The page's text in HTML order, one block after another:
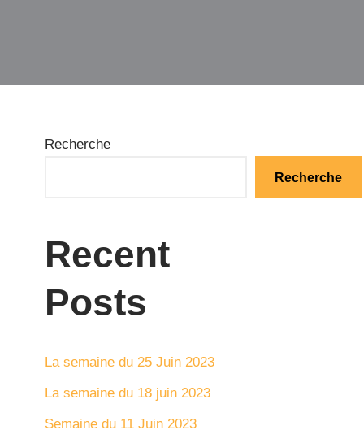
Recherche
Recherche
Recent
Posts
La semaine du 25 Juin 2023
La semaine du 18 juin 2023
Semaine du 11 Juin 2023